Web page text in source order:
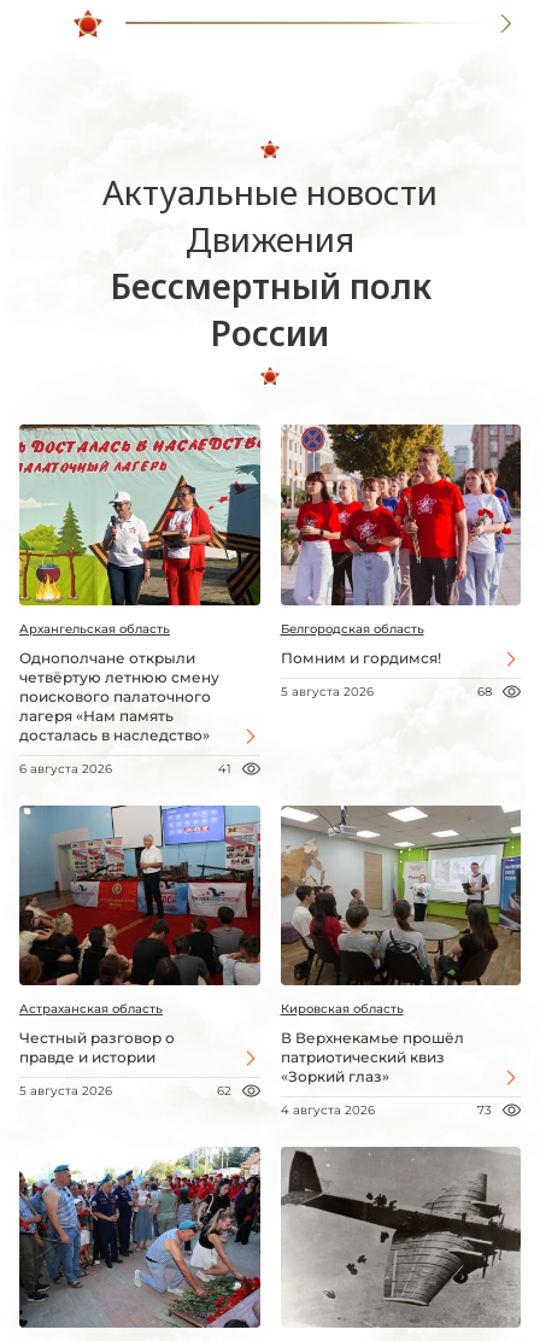
Актуальные новости
Движения
Бессмертный полк
России
Архангельская область
Однополчане открыли
четвёртую летнюю смену
поискового палаточного
лагеря «Нам память
досталась в наследство»
6 августа 2026 41
Белгородская область
Помним и гордимся!
5 августа 2026 68
Астраханская область
Честный разговор о
правде и истории
5 августа 2026 62
Кировская область
В Верхнекамье прошёл
патриотический квиз
«Зоркий глаз»
4 августа 2026 73